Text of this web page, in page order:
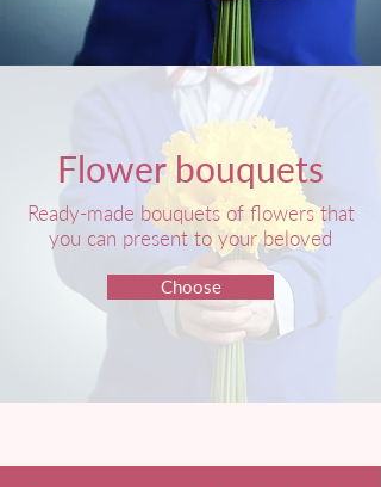
Flower bouquets
Ready-made bouquets of flowers that
you can present to your beloved
Choose